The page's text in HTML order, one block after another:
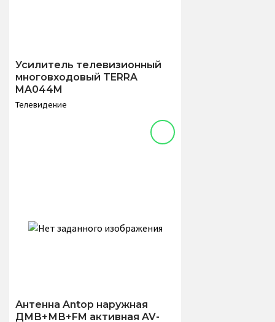
Усилитель телевизионный
многовходовый TERRA
MA044M
Телевидение
Антенна Antop наружная
ДМВ+МВ+FM активная AV-